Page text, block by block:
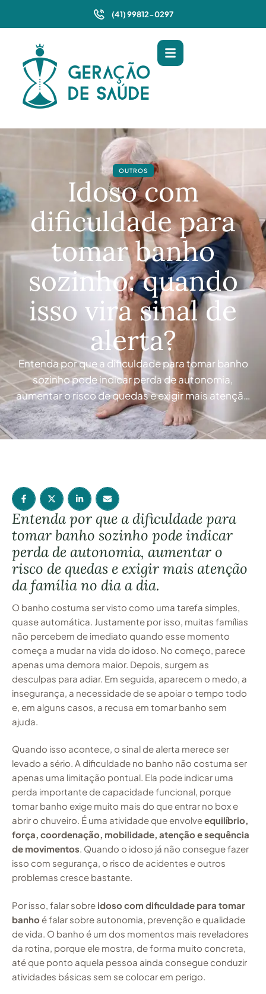
(41) 99812-0297
OUTROS
Idoso com
dificuldade para
tomar banho
sozinho: quando
isso vira sinal de
alerta?
Entenda por que a dificuldade para tomar banho
sozinho pode indicar perda de autonomia,
aumentar o risco de quedas e exigir mais atenção
da família no dia a dia. O banho costuma ser visto
como uma tarefa simples, quase automática.
Justamente por isso, muitas famílias não
Entenda por que a dificuldade para
tomar banho sozinho pode indicar
perda de autonomia, aumentar o
risco de quedas e exigir mais atenção
da família no dia a dia.
O banho costuma ser visto como uma tarefa simples,
quase automática. Justamente por isso, muitas famílias
não percebem de imediato quando esse momento
começa a mudar na vida do idoso. No começo, parece
apenas uma demora maior. Depois, surgem as
desculpas para adiar. Em seguida, aparecem o medo, a
insegurança, a necessidade de se apoiar o tempo todo
e, em alguns casos, a recusa em tomar banho sem
ajuda.
Quando isso acontece, o sinal de alerta merece ser
levado a sério. A dificuldade no banho não costuma ser
apenas uma limitação pontual. Ela pode indicar uma
perda importante de capacidade funcional, porque
tomar banho exige muito mais do que entrar no box e
abrir o chuveiro. É uma atividade que envolveequilíbrio,
força, coordenação, mobilidade, atenção e sequência
de movimentos. Quando o idoso já não consegue fazer
isso com segurança, o risco de acidentes e outros
problemas cresce bastante.
Por isso, falar sobre idoso com dificuldade para tomar
banho é falar sobre autonomia, prevenção e qualidade
de vida. O banho é um dos momentos mais reveladores
da rotina, porque ele mostra, de forma muito concreta,
até que ponto aquela pessoa ainda consegue conduzir
atividades básicas sem se colocar em perigo.